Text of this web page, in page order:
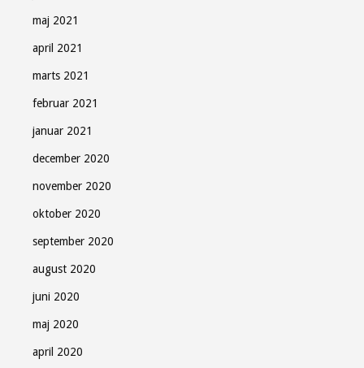
maj 2021
april 2021
marts 2021
februar 2021
januar 2021
december 2020
november 2020
oktober 2020
september 2020
august 2020
juni 2020
maj 2020
april 2020